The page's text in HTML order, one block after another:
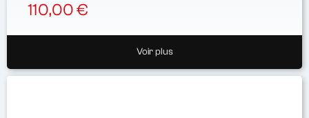
110,00 €
Voir plus